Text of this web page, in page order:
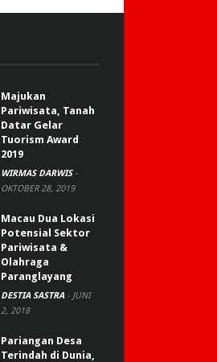
Majukan
Pariwisata, Tanah
Datar Gelar
Tuorism Award
2019
WIRMAS DARWIS -
OKTOBER 28, 2019
Macau Dua Lokasi
Potensial Sektor
Pariwisata &
Olahraga
Paranglayang
DESTIA SASTRA - JUNI
2, 2018
Pariangan Desa
Terindah di Dunia,